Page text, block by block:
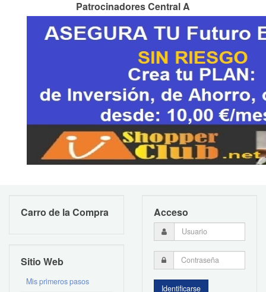
Patrocinadores Central A
Carro de la Compra
Sitio Web
Mis primeros pasos
Acceso